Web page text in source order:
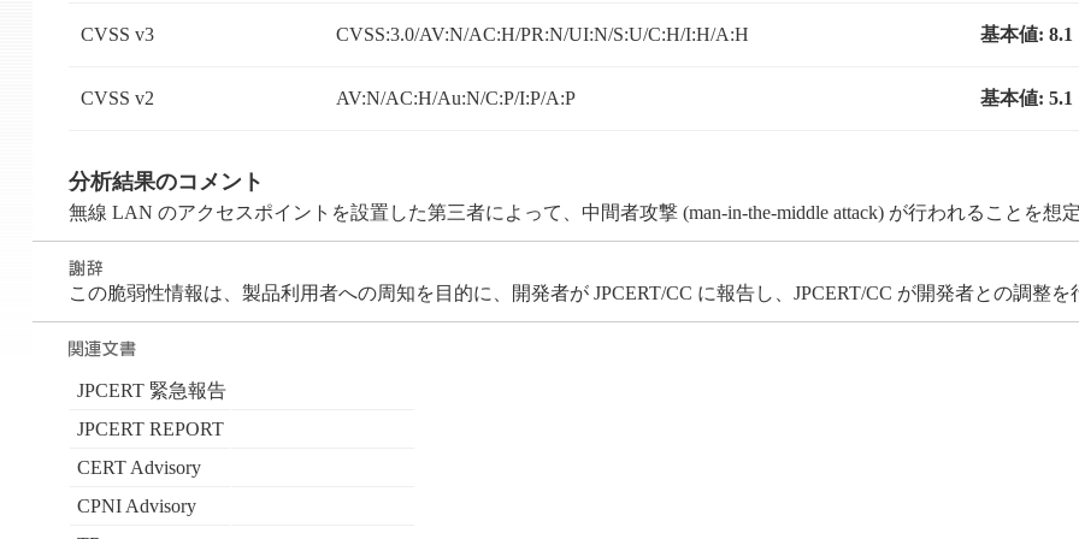
CVSS v3 CVSS:3.0/AV:N/AC:H/PR:N/UI:N/S:U/C:H/I:H/A:H 基本値: 8.1
CVSS v2 AV:N/AC:H/Au:N/C:P/I:P/A:P 基本値: 5.1
分析結果のコメント
無線 LAN のアクセスポイントを設置した第三者によって、中間者攻撃 (man-in-the-middle attack) が行われることを想
この脆弱性情報は、製品利用者への周知を目的に、開発者が JPCERT/CC に報告し、JPCERT/CC が開発者との調整を
JPCERT 緊急報告
JPCERT REPORT
CERT Advisory
CPNI Advisory